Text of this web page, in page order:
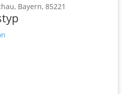
Bayern, 85221